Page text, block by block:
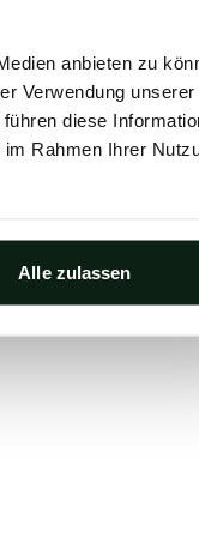
anbieten zu
Verwendung unserer
diese
Rahmen Ihrer
Alle zulassen